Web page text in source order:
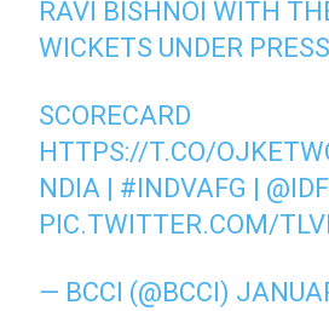
RAVI BISHNOI WITH
WICKETS UNDER
SCORECARD
HTTPS://T.CO/
NDIA
#INDVAFG
PIC.TWITTER.COM/
— BCCI (@BCCI)